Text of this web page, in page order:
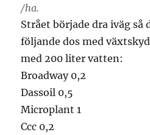
/ha.
Strået började dra iväg så
följande dos med
med 200 liter vatten:
Broadway 0,2
Dassoil 0,5
Microplant 1
Ccc 0,2